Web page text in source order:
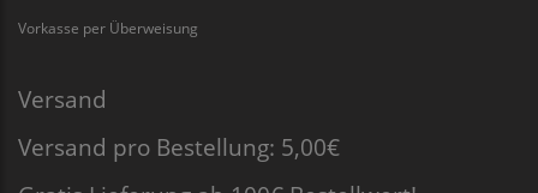
Vorkasse per Überweisung
Versand
Versand pro Bestellung: 5,00€